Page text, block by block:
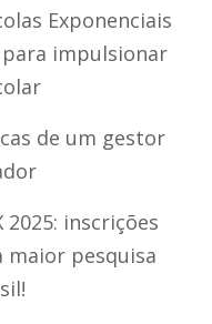
Exponenciais
impulsionar
de um gestor
2025: inscrições
maior pesquisa